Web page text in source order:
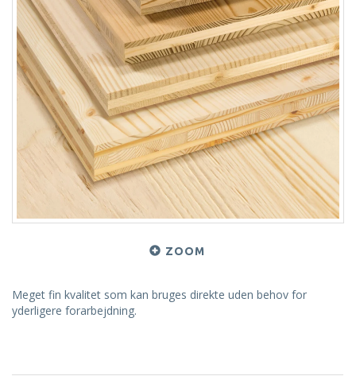
ZOOM
Meget fin kvalitet som kan bruges direkte uden behov for
yderligere forarbejdning.